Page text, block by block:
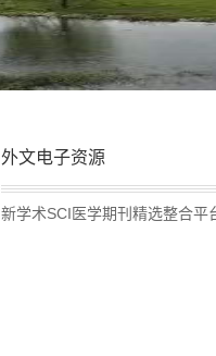
外文电子资源
新学术SCI医学期刊精选整合平